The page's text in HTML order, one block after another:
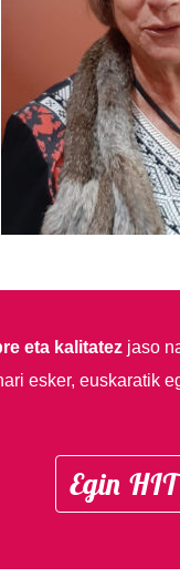
eta kalitatezjaso
esker, euskaratik
Egin